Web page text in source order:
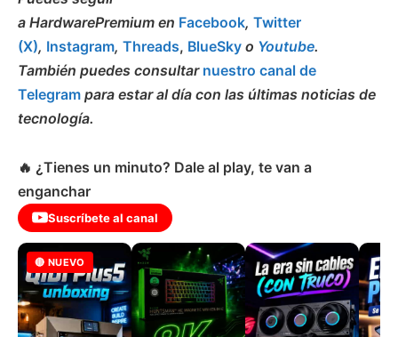
a HardwarePremium en Facebook, Twitter
(X), Instagram, Threads, BlueSky o Youtube.
También puedes consultar nuestro canal de
Telegram para estar al día con las últimas noticias de
tecnología.
🔥 ¿Tienes un minuto? Dale al play, te van a
enganchar
Suscríbete al canal
🔴 NUEVO